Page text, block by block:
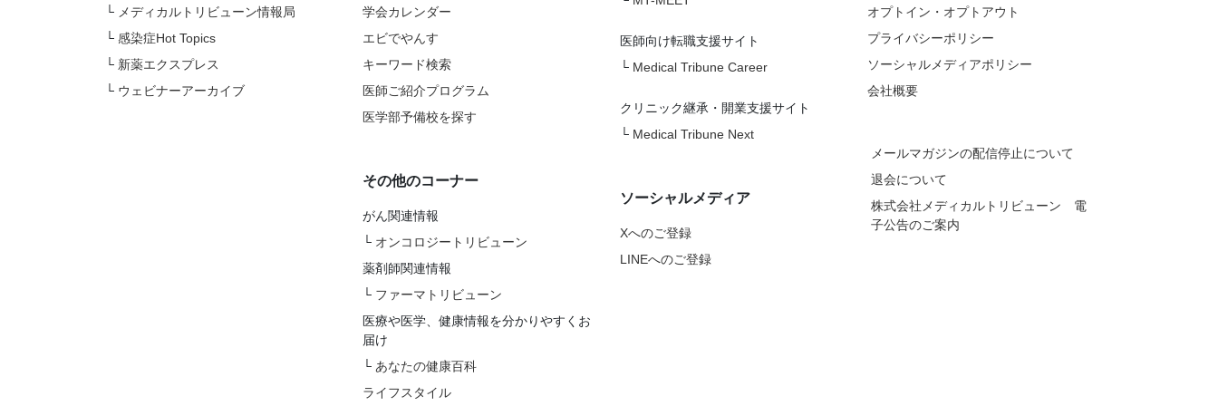
└ メディカルトリビューン情報局
└ 感染症Hot Topics
└ 新薬エクスプレス
└ ウェビナーアーカイブ
学会カレンダー
エビでやんす
キーワード検索
医師ご紹介プログラム
医学部予備校を探す
その他のコーナー
がん関連情報
└ オンコロジートリビューン
薬剤師関連情報
└ ファーマトリビューン
医療や医学、健康情報を分かりやすくお
届け
└ あなたの健康百科
ライフスタイル
医師向け転職支援サイト
└ Medical Tribune Career
クリニック継承・開業支援サイト
└ Medical Tribune Next
ソーシャルメディア
Xへのご登録
LINEへのご登録
オプトイン・オプトアウト
プライバシーポリシー
ソーシャルメディアポリシー
会社概要
メールマガジンの配信停止について
退会について
株式会社メディカルトリビューン 電
子公告のご案内